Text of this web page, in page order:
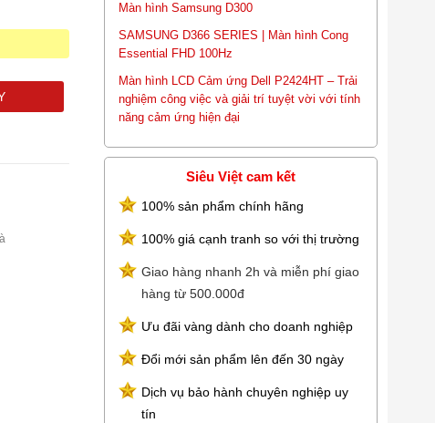
Màn hình Samsung D300
SAMSUNG D366 SERIES | Màn hình Cong
Essential FHD 100Hz
Màn hình LCD Cảm ứng Dell P2424HT – Trải
nghiệm công việc và giải trí tuyệt vời với tính
năng cảm ứng hiện đại
Siêu Việt cam kết
100% sản phẩm chính hãng
100% giá cạnh tranh so với thị trường
Giao hàng nhanh 2h và miễn phí giao
hàng từ 500.000đ
Ưu đãi vàng dành cho doanh nghiệp
Đổi mới sản phẩm lên đến 30 ngày
Dịch vụ bảo hành chuyên nghiệp uy
tín